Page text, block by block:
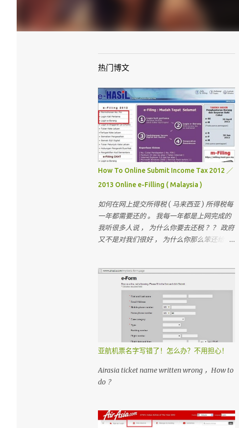
热门博文
How To Online Submit Income Tax 2012 ／
2013 Online e-Filling ( Malaysia )
如何在网上提交所得税 ( 马来西亚 ) 所得税每
一年都需要还的 。 我每一年都是上网完成的
我听很多人说 ， 为什么你要去还税 ？？ 政府
又不是对我们很好 ， 为什么你那么笨还给政
人是不是不能成功？ 我们孩子上学是免费的
， 去政府医院是不用付钱
亚航机票名字写错了！怎么办？不用担心！
Airasia ticket name written wrong ，How to
do ？